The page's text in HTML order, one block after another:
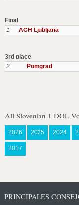
Final
1
ACH Ljubljana
3rd place
2
Pomgrad
All Slovenian 1 DOL
2026 2025 2024
2017
PRINCIPALES